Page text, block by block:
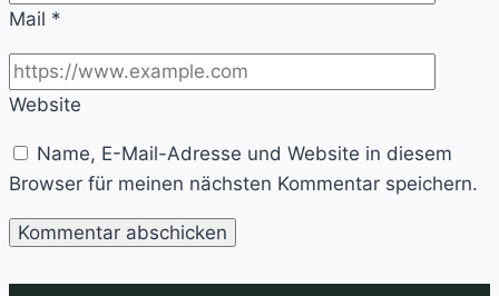
Mail *
Website
Name, E-Mail-Adresse und Website in diesem
Browser für meinen nächsten Kommentar speichern.